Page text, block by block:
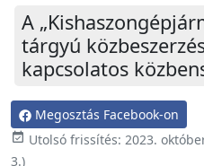
A
tárgyú
kapcsolatos
Megosztás Facebook-on
event_available Utolsó frissítés: 2023.
3.)